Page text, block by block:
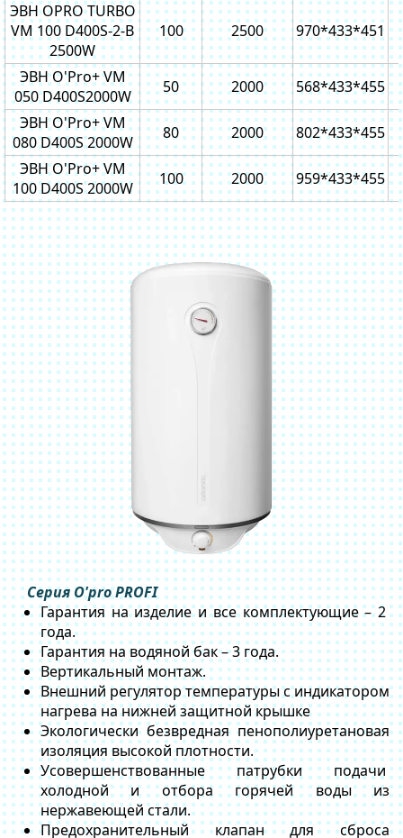
ЭВН OPRO TURBO
VM 100 D400S-2-B
2500W
100 2500 970*433*451
ЭВН O'Pro+ VM
050 D400S2000W
50 2000
568*433*455
ЭВН O'Pro+ VM
080 D400S 2000W
80 2000
802*433*455
ЭВН O'Pro+ VM
100 D400S 2000W
100 2000 959*433*455
Серия O'pro PROFI
Гарантия на изделие и все комплектующие – 2
года.
Гарантия на водяной бак – 3 года.
Вертикальный монтаж.
Внешний регулятор температуры с индикатором
нагрева на нижней защитной крышке
Экологически безвредная пенополиуретановая
изоляция высокой плотности.
Усовершенствованные патрубки подачи
холодной и отбора горячей воды из
нержавеющей стали.
Предохранительный клапан для сброса